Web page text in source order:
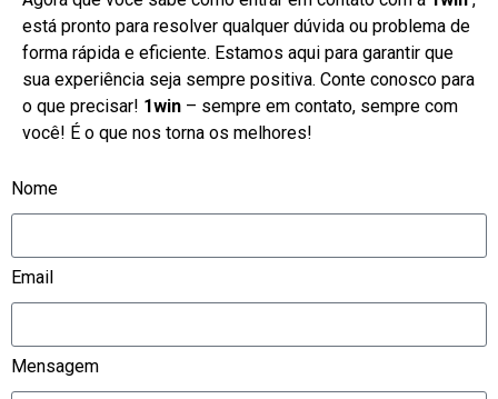
está pronto para resolver qualquer dúvida ou problema de
forma rápida e eficiente. Estamos aqui para garantir que
sua experiência seja sempre positiva. Conte conosco para
o que precisar! 1win – sempre em contato, sempre com
você! É o que nos torna os melhores!
Nome
Email
Mensagem